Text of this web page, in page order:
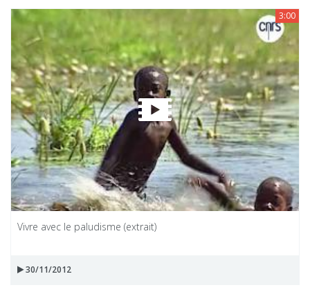
3:00
Vivre avec le paludisme (extrait)
30/11/2012